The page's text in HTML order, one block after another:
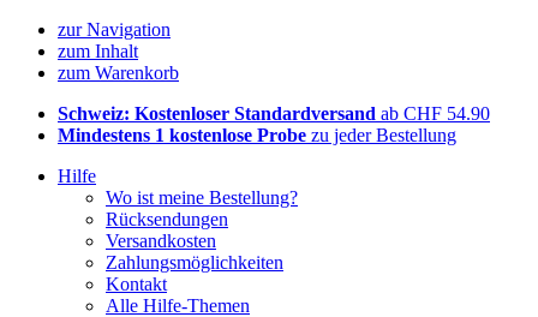
zur Navigation
zum Inhalt
zum Warenkorb
Schweiz: Kostenloser Standardversand ab CHF 54.90
Mindestens 1 kostenlose Probe zu jeder Bestellung
Hilfe
Wo ist meine Bestellung?
Rücksendungen
Versandkosten
Zahlungsmöglichkeiten
Kontakt
Alle Hilfe-Themen